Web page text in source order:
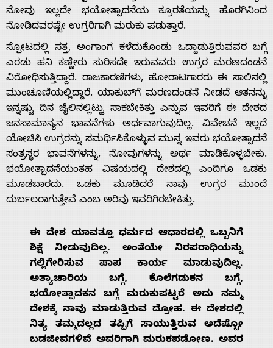
ನೋವು ಇಲ್ಲದೇ ಭಯೋತ್ಪಾದನೆಯ ಕ್ರೂರತೆಯನ್ನು ಹೊರಗಿನಿಂದ
ನೋಡಿದವರಷ್ಟೇ ಉಗ್ರರಿಗಾಗಿ ಮರುಕು ಪಡುತ್ತಾರೆ.
ಸ್ಫೋಟದಲ್ಲಿ ಸತ್ತ, ಅಂಗಾಂಗ ಕಳೆದುಕೊಂಡು ಒದ್ದಾಡುತ್ತಿರುವವರ ಬಗ್ಗೆ
ಎರಡು ಹನಿ ಕಣ್ಣೀರು ಸುರಿಸದೇ ಇರುವವರು ಉಗ್ರರ ಮರಣದಂಡನೆ
ವಿರೋಧಿಸುತ್ತಿದ್ದಾರೆ. ರಾಜಕಾರಣಿಗಳು, ಹೋರಾಟಗಾರರು ಈ ಸಾಲಿನಲ್ಲಿ
ಮುಂಚೂಣಿಯಲ್ಲಿದ್ದಾರೆ. ಯಾಕುಬ್‌ಗೆ ಮರಣದಂಡನೆ ನೀಡದೆ ಆತನನ್ನು
ಇನ್ನಷ್ಟು ದಿನ ಜೈಲಿನಲ್ಲಿಟ್ಟು ಸಾಕಬೇಕಿತ್ತು ಎನ್ನುವ ಇವರಿಗೆ ಈ ದೇಶದ
ಜನಸಾಮಾನ್ಯನ ಭಾವನೆಗಳು ಅರ್ಥವಾಗುವುದಿಲ್ಲ. ವಿವೇಚನೆ ಇಲ್ಲದೆ
ಯೋಚಿಸಿ ಉಗ್ರರನ್ನು ಸಮರ್ಥಿಸಿಕೊಳ್ಳುವ ಮುನ್ನ ಇವರು ಭಯೋತ್ಪಾದನೆ
ಸಂತ್ರಸ್ಥರ ಭಾವನೆಗಳನ್ನು, ನೋವುಗಳನ್ನು ಅರ್ಥ ಮಾಡಿಕೊಳ್ಳಬೇಕು.
ಭಯೋತ್ಪಾದನೆಯಂತಹ ವಿಷಯದಲ್ಲಿ ದೇಶದಲ್ಲಿ ಎಂದಿಗೂ ಒಡಕು
ಮೂಡಬಾರದು. ಒಡಕು ಮೂಡಿದರೆ ನಾವು ಉಗ್ರರ ಮುಂದೆ
ದುರ್ಬಲರಾಗುತ್ತೇವೆ ಎಂಬ ಅರಿವು ಇವರಿಗಿರಬೇಕಿತ್ತು.
ಈ ದೇಶ ಯಾವತ್ತೂ ಧರ್ಮದ ಆಧಾರದಲ್ಲಿ ಒಬ್ಬನಿಗೆ
ಶಿಕ್ಷೆ ನೀಡುವುದಿಲ್ಲ. ಅಂತೆಯೇ ನಿರಪರಾಧಿಯನ್ನು
ಗಲ್ಲಿಗೇರಿಸುವ ಪಾಪ ಕಾರ್ಯ ಮಾಡುವುದಿಲ್ಲ.
ಅತ್ಯಾಚಾರಿಯ ಬಗ್ಗೆ, ಕೊಲೆಗಡುಕನ ಬಗ್ಗೆ,
ಭಯೋತ್ಪಾದಕನ ಬಗ್ಗೆ ಮರುಕುಪಟ್ಟರೆ ಅದು ನಮ್ಮ
ದೇಶಕ್ಕೆ ನಾವು ಮಾಡುತ್ತಿರುವ ದ್ರೋಹ. ಈ ದೇಶದಲ್ಲಿ
ನಿತ್ಯ ತಮ್ಮದಲ್ಲದ ತಪ್ಪಿಗೆ ಸಾಯುತ್ತಿರುವ ಅದೆಷ್ಟೋ
ಬಡಜೀವಗಳಿವೆ ಅವರಿಗಾಗಿ ಮರುಕಪಡೋಣ. ಅವರ